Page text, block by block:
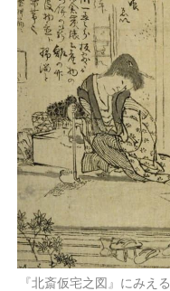
『北斎仮宅之図』にみえ